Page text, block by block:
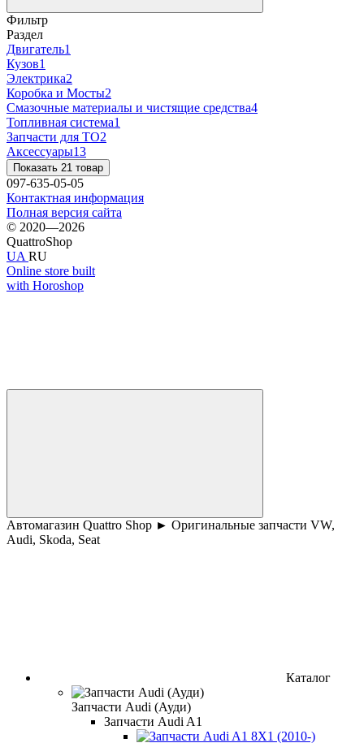
Фильтр
Раздел
Двигатель1
Кузов1
Электрика2
Коробка и Мосты2
Смазочные материалы и чистящие средства4
Топливная система1
Запчасти для ТО2
Аксессуары13
Показать 21 товар
097-635-05-05
Контактная информация
Полная версия сайта
© 2020—2026
QuattroShop
UA RU
Online store built
with Horoshop
Автомагазин Quattro Shop ► Оригинальные запчасти VW,
Audi, Skoda, Seat
Каталог
Запчасти Audi (Ауди)
Запчасти Audi A1